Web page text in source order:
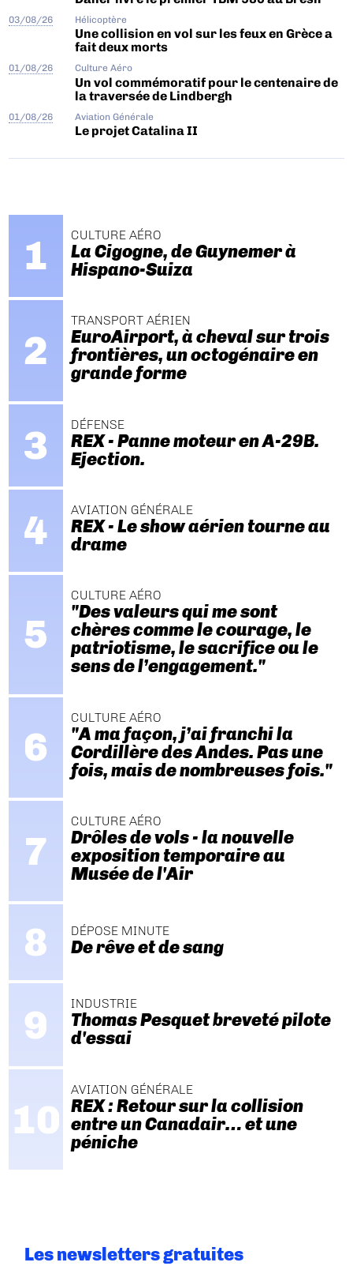
03/08/26 Hélicoptère
Une collision en vol sur les feux en Grèce a
fait deux morts
01/08/26 Culture Aéro
Un vol commémoratif pour le centenaire de
la traversée de Lindbergh
01/08/26 Aviation Générale
Le projet Catalina II
CULTURE AÉRO
La Cigogne, de Guynemer à
Hispano-Suiza
TRANSPORT AÉRIEN
EuroAirport, à cheval sur trois
frontières, un octogénaire en
grande forme
DÉFENSE
REX - Panne moteur en A-29B.
Ejection.
AVIATION GÉNÉRALE
REX - Le show aérien tourne au
drame
CULTURE AÉRO
"Des valeurs qui me sont
chères comme le courage, le
patriotisme, le sacrifice ou le
sens de l’engagement."
CULTURE AÉRO
"A ma façon, j’ai franchi la
Cordillère des Andes. Pas une
fois, mais de nombreuses fois."
CULTURE AÉRO
Drôles de vols - la nouvelle
exposition temporaire au
Musée de l'Air
DÉPOSE MINUTE
De rêve et de sang
INDUSTRIE
Thomas Pesquet breveté pilote
d'essai
AVIATION GÉNÉRALE
REX : Retour sur la collision
entre un Canadair… et une
péniche
Les newsletters gratuites